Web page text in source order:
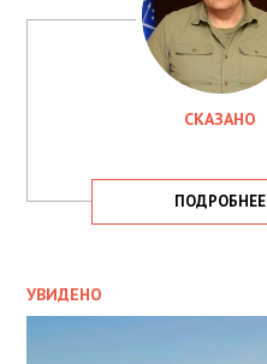
СКАЗАНО
ПОДРОБНЕЕ
УВИДЕНО
ЗАТРИМАЛА